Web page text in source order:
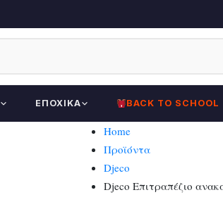
ΕΠΟΧΙΚΆ BACK TO SCHOOL
Home
Προϊόντα
Djeco
Djeco Επιτραπέζιο